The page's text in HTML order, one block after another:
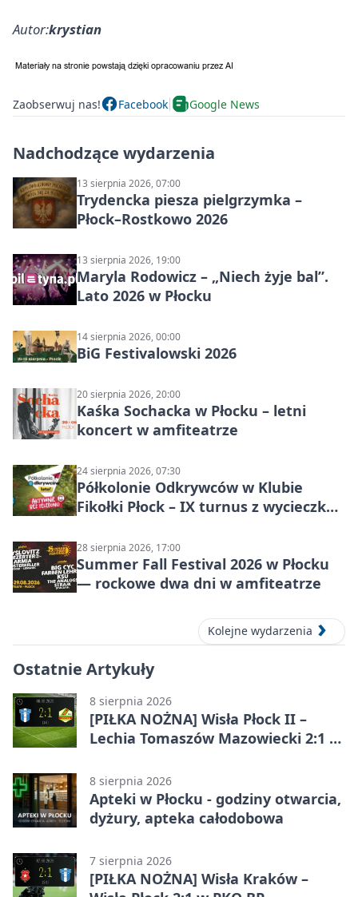
Autor:krystian
Zaobserwuj nas! Facebook Google News
Nadchodzące wydarzenia
13 sierpnia 2026, 07:00
Trydencka piesza pielgrzymka –
Płock–Rostkowo 2026
13 sierpnia 2026, 19:00
Maryla Rodowicz – „Niech żyje bal”.
Lato 2026 w Płocku
14 sierpnia 2026, 00:00
BiG Festivalowski 2026
20 sierpnia 2026, 20:00
Kaśka Sochacka w Płocku – letni
koncert w amfiteatrze
24 sierpnia 2026, 07:30
Półkolonie Odkrywców w Klubie
Fikołki Płock – IX turnus z wycieczką
28 sierpnia 2026, 17:00
Summer Fall Festival 2026 w Płocku
— rockowe dwa dni w amfiteatrze
Kolejne wydarzenia
Ostatnie Artykuły
8 sierpnia 2026
[PIŁKA NOŻNA] Wisła Płock II –
Lechia Tomaszów Mazowiecki 2:1 w
8 sierpnia 2026
Apteki w Płocku - godziny otwarcia,
dyżury, apteka całodobowa
7 sierpnia 2026
[PIŁKA NOŻNA] Wisła Kraków –